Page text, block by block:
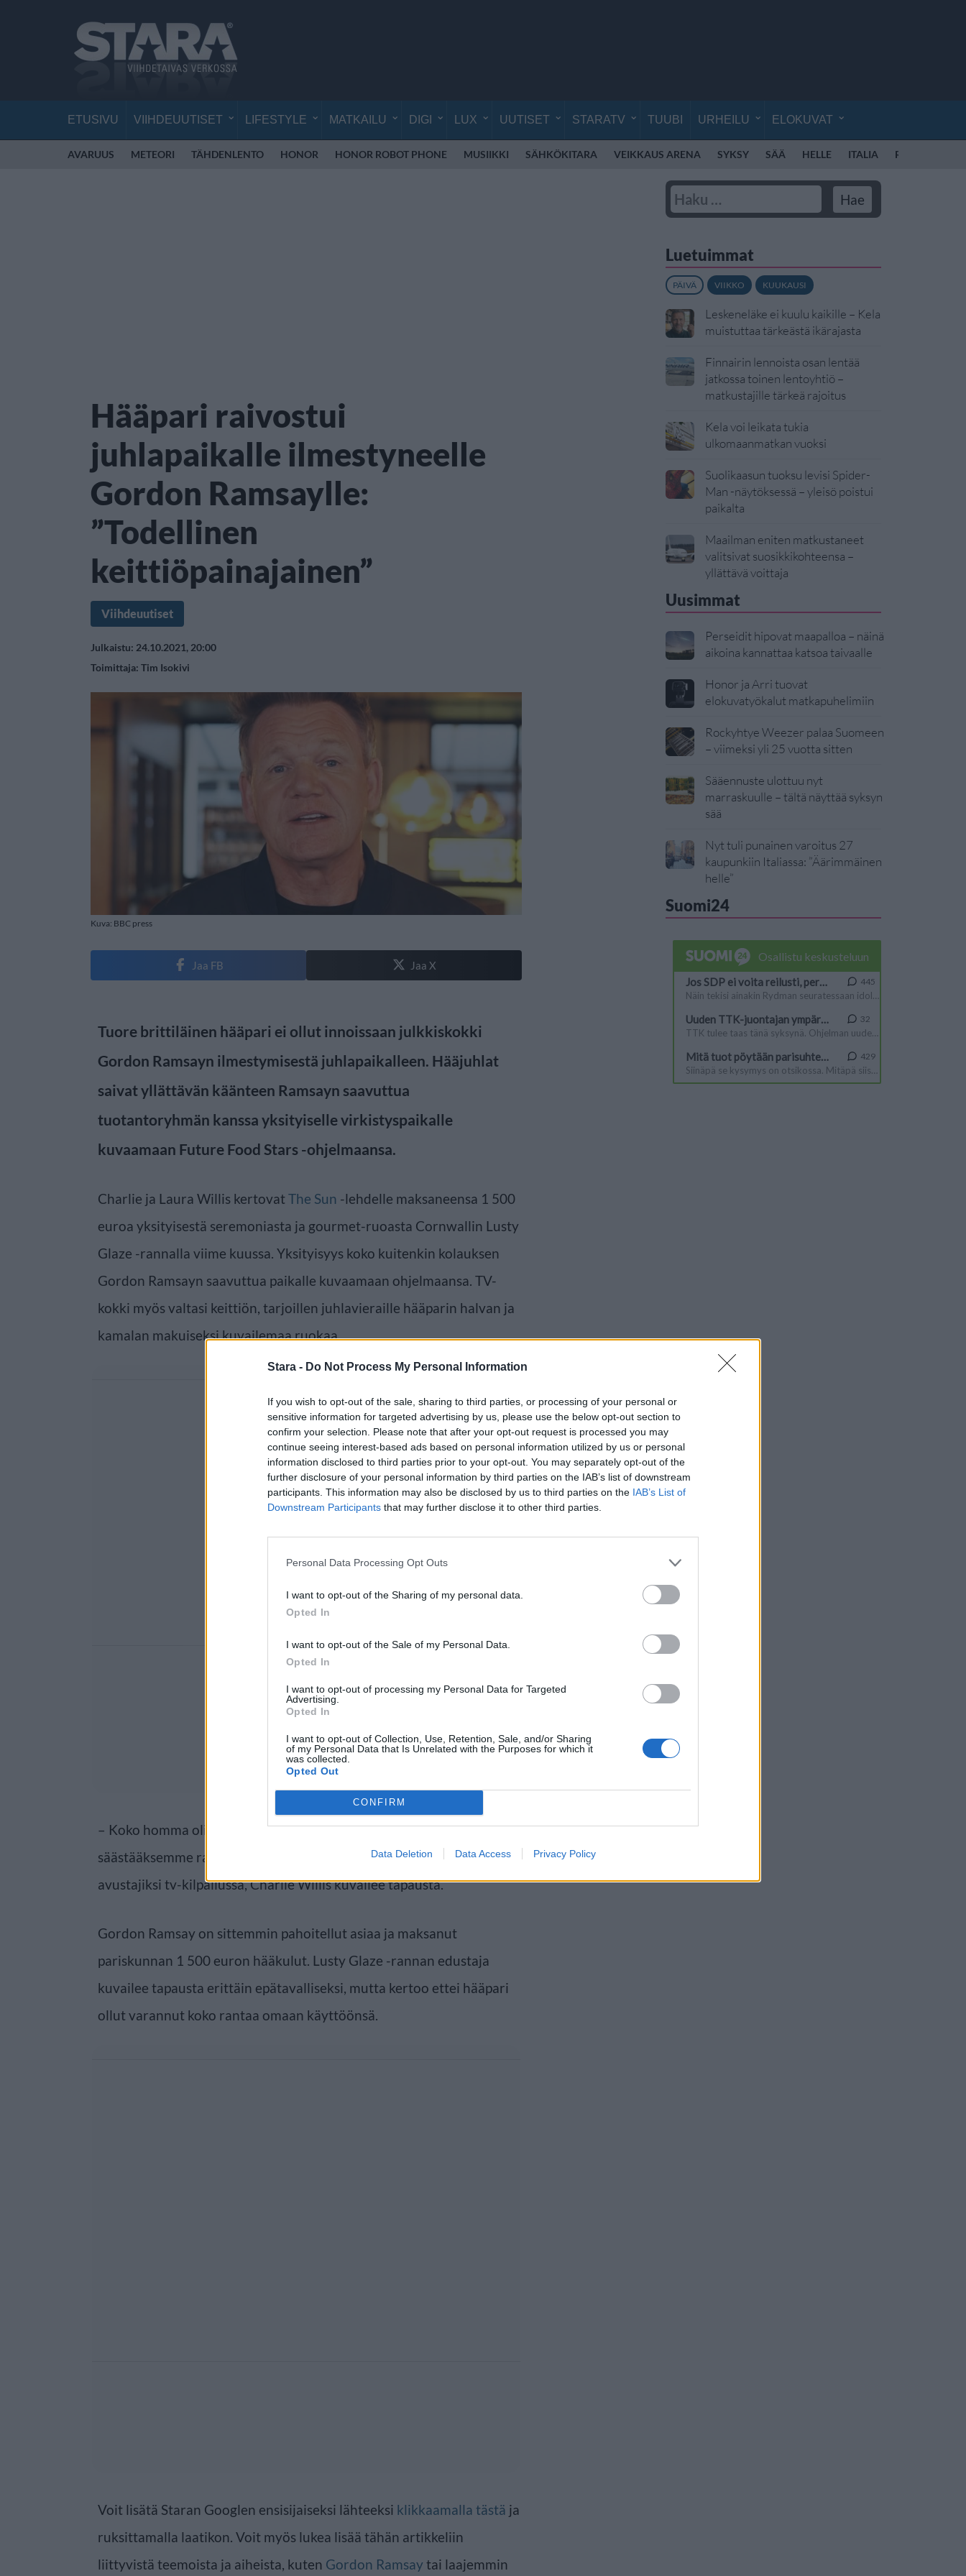
Stara - Do Not Process My Personal Information
If you wish to opt-out of the sale, sharing to third parties, or processing of your personal or
sensitive information for targeted advertising by us, please use the below opt-out section to
confirm your selection. Please note that after your opt-out request is processed you may
continue seeing interest-based ads based on personal information utilized by us or personal
information disclosed to third parties prior to your opt-out. You may separately opt-out of the
further disclosure of your personal information by third parties on the IAB’s list of downstream
participants. This information may also be disclosed by us to third parties on the IAB’s List of
Downstream Participants that may further disclose it to other third parties.
Personal Data Processing Opt Outs
I want to opt-out of the Sharing of my personal data.
Opted In
I want to opt-out of the Sale of my Personal Data.
Opted In
I want to opt-out of processing my Personal Data for Targeted
Advertising.
Opted In
I want to opt-out of Collection, Use, Retention, Sale, and/or Sharing
of my Personal Data that Is Unrelated with the Purposes for which it
was collected.
Opted Out
CONFIRM
Data Deletion Data Access Privacy Policy
ETUSIVU VIIHDEUUTISET LIFESTYLE MATKAILU DIGI LUX UUTISET STARATV TUUBI URHEILU ELOKUVAT
AVARUUS METEORI TÄHDENLENTO HONOR HONOR ROBOT PHONE MUSIIKKI SÄHKÖKITARA VEIKKAUS ARENA SYKSY SÄÄ HELLE ITALIA ROOMA
Hääpari raivostui
juhlapaikalle ilmestyneelle
Gordon Ramsaylle:
”Todellinen
keittiöpainajainen”
Viihdeuutiset
Julkaistu: 24.10.2021, 20:00
Toimittaja: Tim Isokivi
Kuva: BBC press
Jaa FB Jaa X
Tuore brittiläinen hääpari ei ollut innoissaan julkkiskokki
Gordon Ramsayn ilmestymisestä juhlapaikalleen. Hääjuhlat
saivat yllättävän käänteen Ramsayn saavuttua
tuotantoryhmän kanssa yksityiselle virkistyspaikalle
kuvaamaan Future Food Stars -ohjelmaansa.
Charlie ja Laura Willis kertovatThe Sun -lehdelle maksaneensa 1 500
euroa yksityisestä seremoniasta ja gourmet-ruoasta Cornwallin Lusty
Glaze -rannalla viime kuussa. Yksityisyys koko kuitenkin kolauksen
Gordon Ramsayn saavuttua paikalle kuvaamaan ohjelmaansa. TV-
kokki myös valtasi keittiön, tarjoillen juhlavieraille hääparin halvan ja
kamalan makuiseksi kuvailemaa ruokaa.
– Koko homma oli todellinen keittiöpainajainen. Olimme raataneet
säästääksemme rahaa kyseistä päivää varten, ja tunsimme olomme
avustajiksi tv-kilpailussa, Charlie Willis kuvailee tapausta.
Gordon Ramsay on sittemmin pahoitellut asiaa ja maksanut
pariskunnan 1 500 euron hääkulut. Lusty Glaze -rannan edustaja
kuvailee tapausta erittäin epätavalliseksi, mutta kertoo ettei hääpari
ollut varannut koko rantaa omaan käyttöönsä.
Voit lisätä Staran Googlen ensisijaiseksi lähteeksi klikkaamalla tästä ja
ruksittamalla laatikon. Voit myös lukea lisää tähän artikkeliin
liittyvistä teemoista ja aiheista, kuten Gordon Ramsay tai laajemmin
Luetuimmat
PÄIVÄ VIIKKO KUUKAUSI
Leskeneläke ei kuulu kaikille – Kela
muistuttaa tärkeästä ikärajasta
Finnairin lennoista osan lentää
jatkossa toinen lentoyhtiö –
matkustajille tärkeä rajoitus
Kela voi leikata tukia
ulkomaanmatkan vuoksi
Suolikaasun tuoksu levisi Spider-
Man -näytöksessä – yleisö poistui
paikalta
Maailman eniten matkustaneet
valitsivat suosikkikohteensa –
yllättävä voittaja
Uusimmat
Perseidit hipovat maapalloa – näinä
aikoina kannattaa katsoa taivaalle
Honor ja Arri tuovat
elokuvatyökalut matkapuhelimiin
Rockyhtye Weezer palaa Suomeen
– viimeksi yli 25 vuotta sitten
Sääennuste ulottuu nyt
marraskuulle – tältä näyttää syksyn
sää
Nyt tuli punainen varoitus 27
kaupunkiin Italiassa: ”Äärimmäinen
helle”
Suomi24